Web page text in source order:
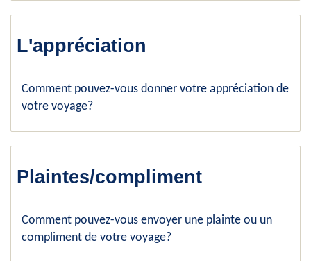
L'appréciation
Comment pouvez-vous donner votre appréciation de
votre voyage?
Plaintes/compliment
Comment pouvez-vous envoyer une plainte ou un
compliment de votre voyage?